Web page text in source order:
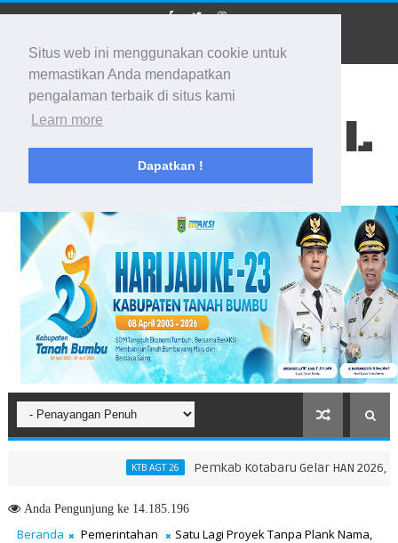
Situs web ini menggunakan cookie untuk
memastikan Anda mendapatkan
pengalaman terbaik di situs kami
Learn more
Dapatkan !
BIDIK KALSEL
Membidik Ke Segala Arah
KTB AGT 26 Pemkab Kotabaru Gelar HAN 2026,
AndaPengunjung ke 14.185.196
Beranda Pemerintahan
Satu Lagi Proyek Tanpa Plank Nama,